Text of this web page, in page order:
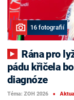
16 fotografií
pádu křičela
diagnóze
Téma: ZOH 2026 ■